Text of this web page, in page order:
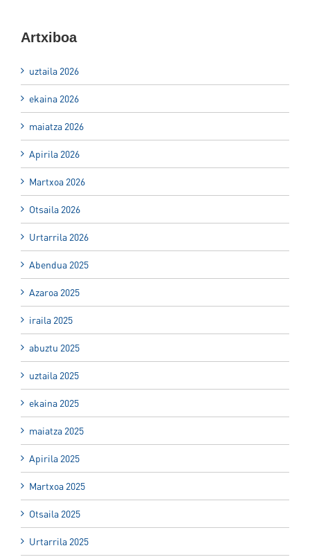
Artxiboa
uztaila 2026
ekaina 2026
maiatza 2026
Apirila 2026
Martxoa 2026
Otsaila 2026
Urtarrila 2026
Abendua 2025
Azaroa 2025
iraila 2025
abuztu 2025
uztaila 2025
ekaina 2025
maiatza 2025
Apirila 2025
Martxoa 2025
Otsaila 2025
Urtarrila 2025